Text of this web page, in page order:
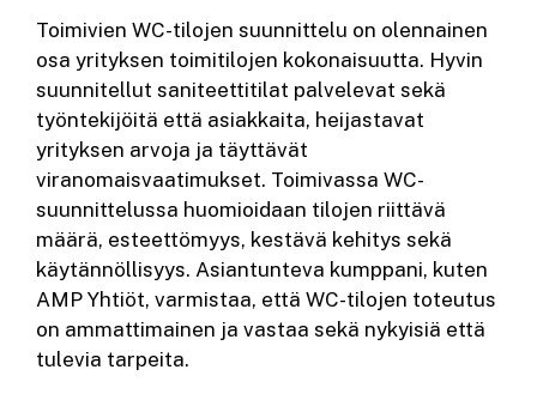
Toimivien WC-tilojen suunnittelu on olennainen
osa yrityksen toimitilojen kokonaisuutta. Hyvin
suunnitellut saniteettitilat palvelevat sekä
työntekijöitä että asiakkaita, heijastavat
yrityksen arvoja ja täyttävät
viranomaisvaatimukset. Toimivassa WC-
suunnittelussa huomioidaan tilojen riittävä
määrä, esteettömyys, kestävä kehitys sekä
käytännöllisyys. Asiantunteva kumppani, kuten
AMP Yhtiöt, varmistaa, että WC-tilojen toteutus
on ammattimainen ja vastaa sekä nykyisiä että
tulevia tarpeita.